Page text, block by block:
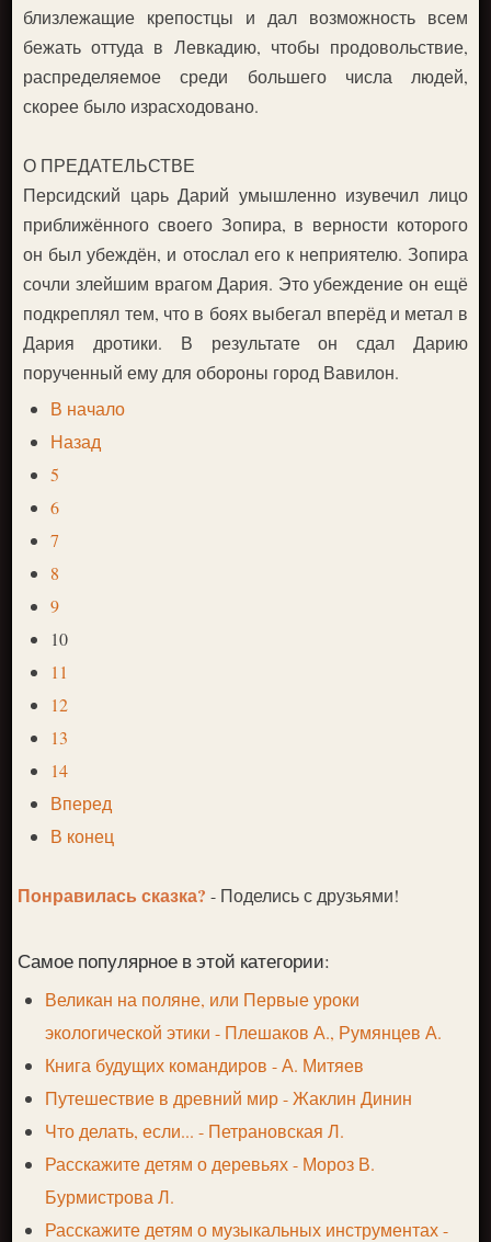
близлежащие крепостцы и дал возможность всем
бежать оттуда в Левкадию, чтобы продовольствие,
распределяемое среди большего числа людей,
скорее было израсходовано.
О ПРЕДАТЕЛЬСТВЕ
Персидский царь Дарий умышленно изувечил лицо
приближённого своего Зопира, в верности которого
он был убеждён, и отослал его к неприятелю. Зопира
сочли злейшим врагом Дария. Это убеждение он ещё
подкреплял тем, что в боях выбегал вперёд и метал в
Дария дротики. В результате он сдал Дарию
порученный ему для обороны город Вавилон.
В начало
Назад
5
6
7
8
9
10
11
12
13
14
Вперед
В конец
Понравилась сказка?- Поделись с друзьями!
Самое популярное в этой категории:
Великан на поляне, или Первые уроки
экологической этики - Плешаков А., Румянцев А.
Книга будущих командиров - А. Митяев
Путешествие в древний мир - Жаклин Динин
Что делать, если... - Петрановская Л.
Расскажите детям о деревьях - Мороз В.
Бурмистрова Л.
Расскажите детям о музыкальных инструментах -